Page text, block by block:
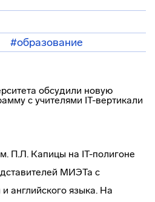
#образование
П.Л. Капицы на IT-полигоне
МИЭТа с
английского языка. На